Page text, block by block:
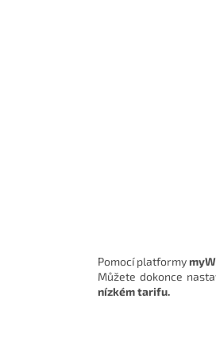
Pomocí platformy
Můžete dokonce
nízkém tarifu.